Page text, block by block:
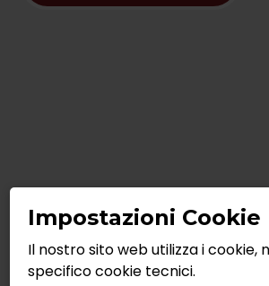
Impostazioni Cookie
Il nostro sito web utilizza i cookie,
specifico cookie tecnici.